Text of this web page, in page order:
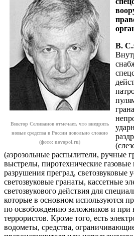
Виктор Селиванов отмечает, что внедрять
новые средства в России довольно сложно
(фото: novopol.ru)
В.
(аэрозольные распылители, ручные
выстрелы, пиротехнические газовые
разрушения преград, светозвуковые
светозвуковые гранаты, кассетные
светозвукового действия для
которые в основном используются
по освобождению заложников и при
террористов. Кроме того, есть
водометы, средства,